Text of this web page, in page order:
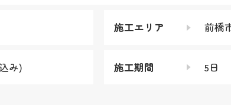
施工エリア 前橋
み) 施工期間 5日